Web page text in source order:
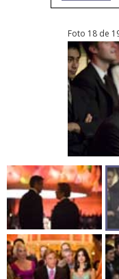
Foto 18 de